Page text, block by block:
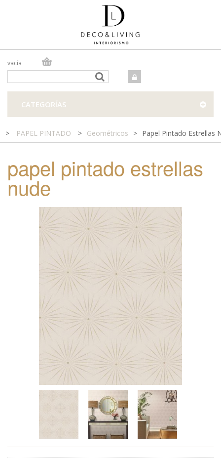
vacía
TIENDA FÍSICA
CATEGORÍAS
> PAPEL PINTADO > Geométricos > Papel Pintado Estrellas
papel pintado estrellas
nude